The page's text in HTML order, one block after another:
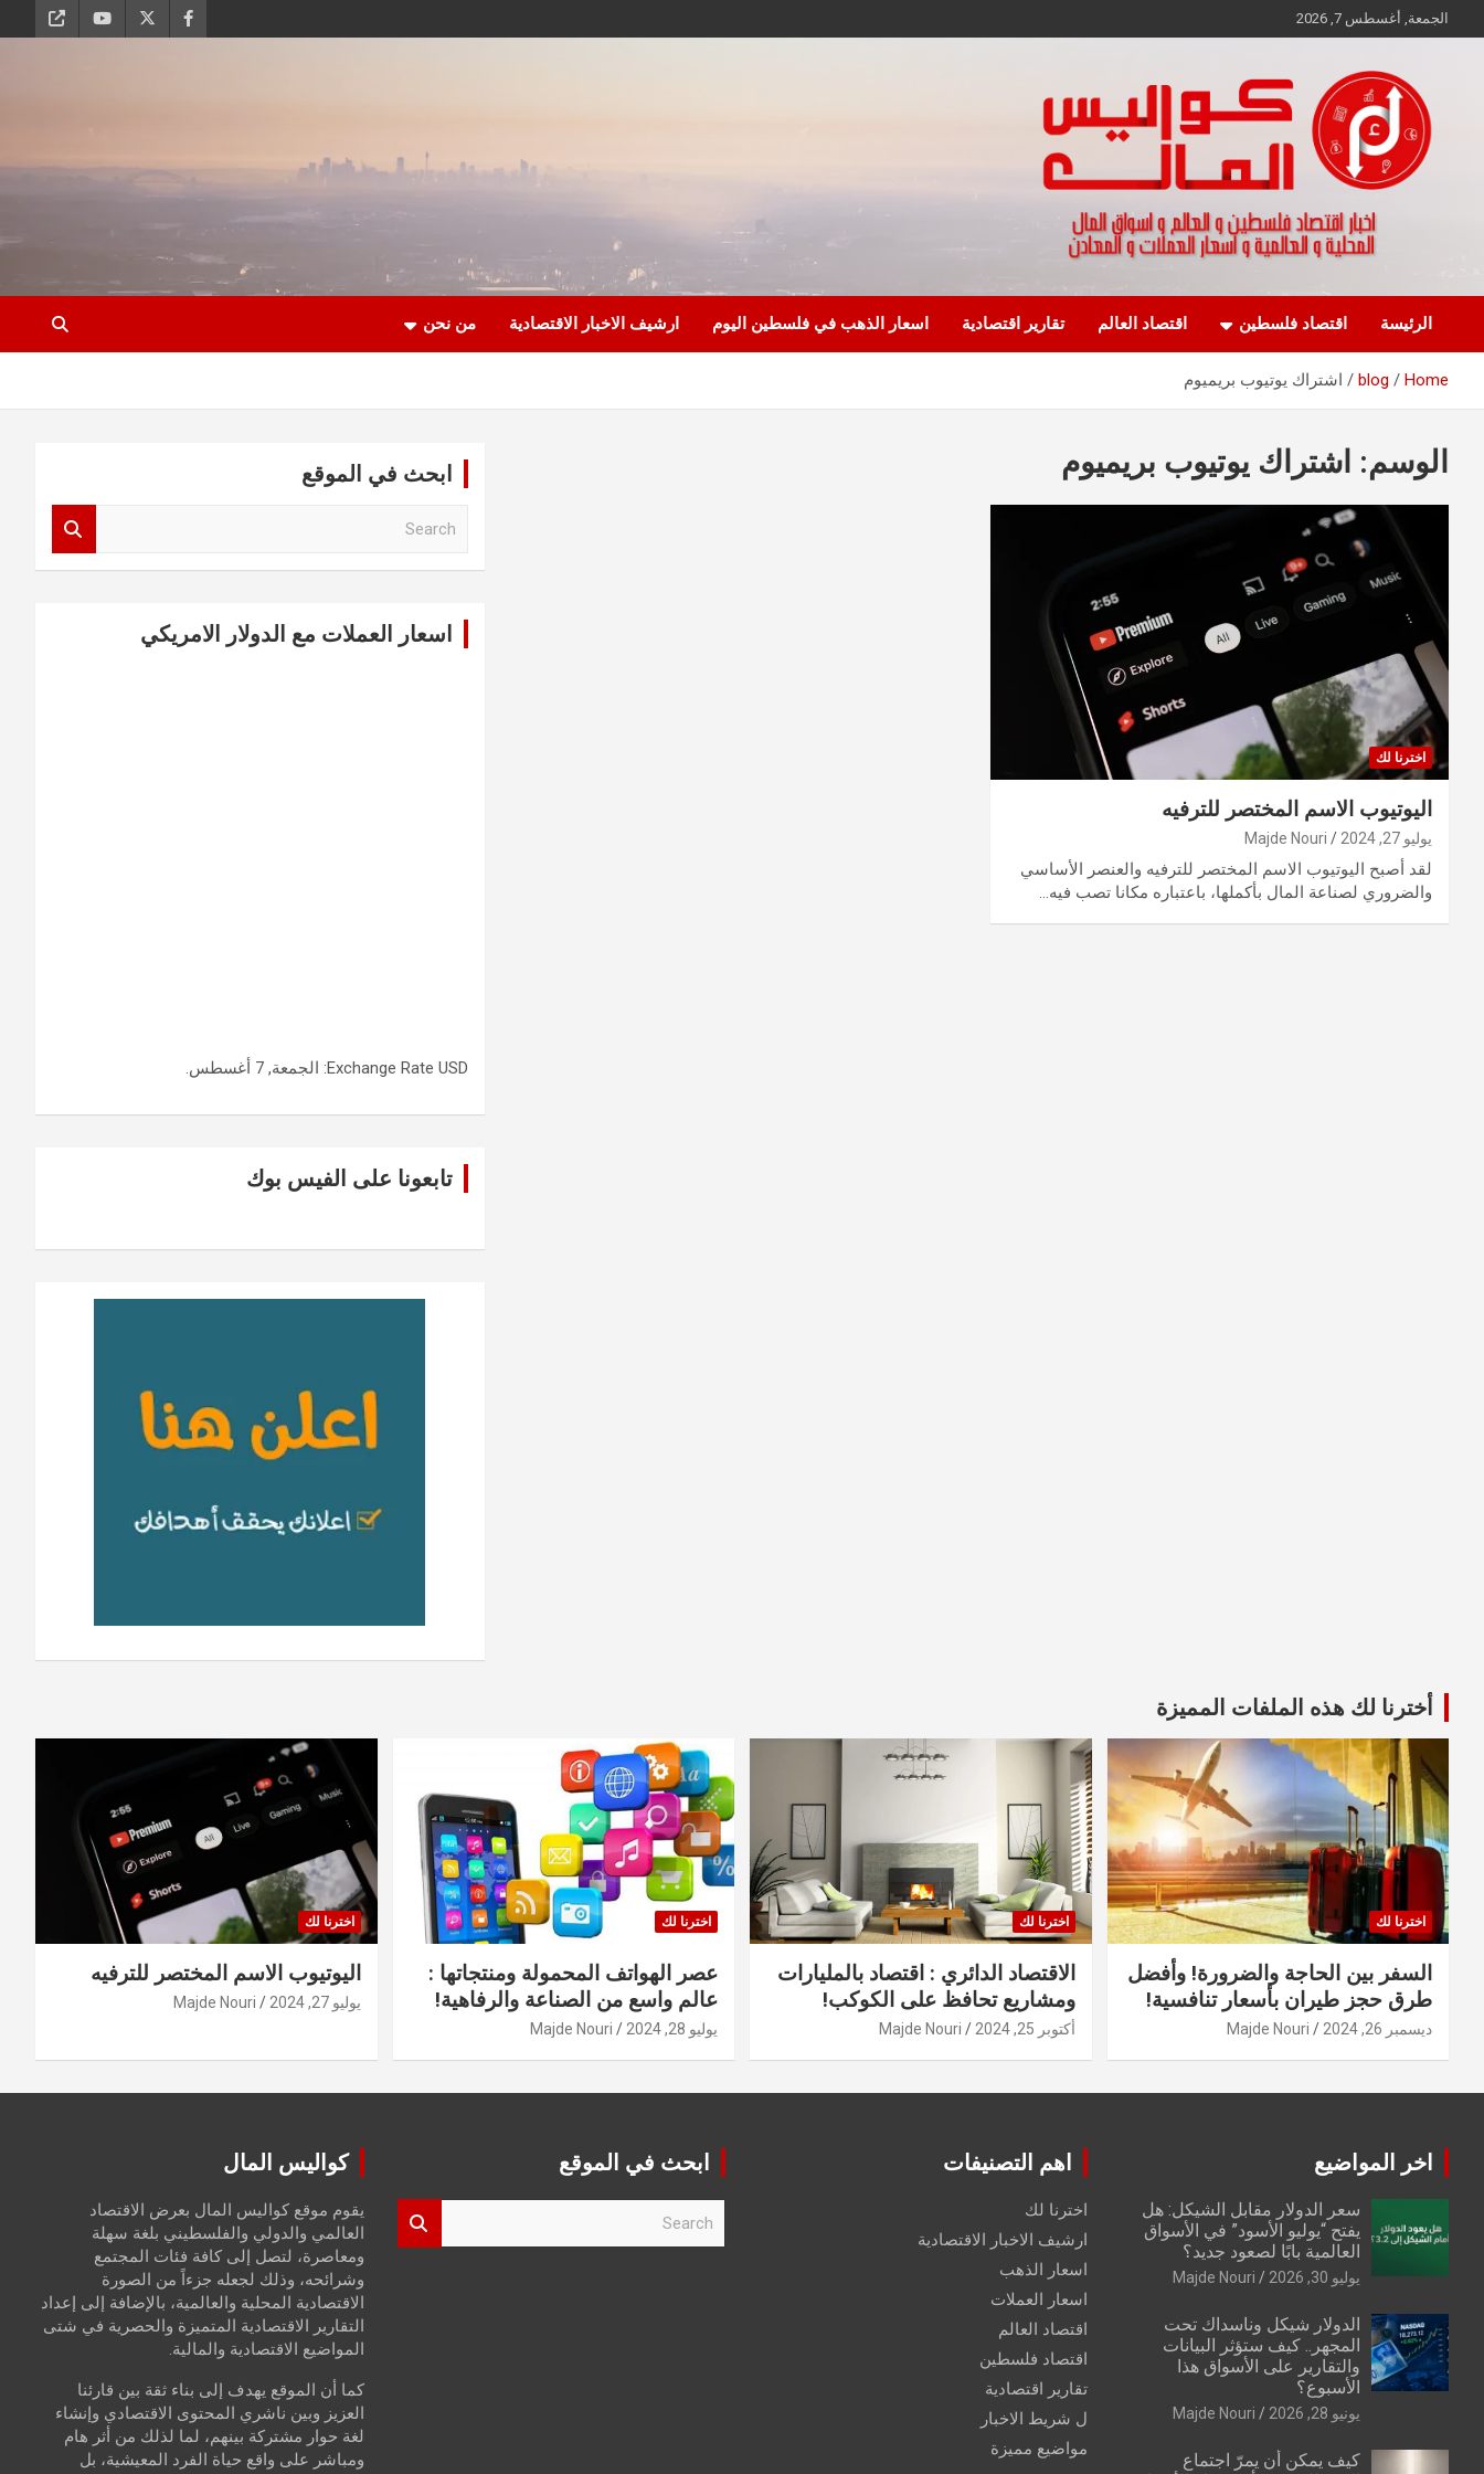
to
الجمعة, أغسطس 7, 2026
كواليس المال
الرئيسة اقتصاد فلسطين اقتصاد العالم تقارير اقتصادية اسعار الذهب في فلسطين اليوم ارشيف الاخبار الاقتصادية من نحن
Home
blog اشتراك يوتيوب بريميوم
الوسم: اشتراك يوتيوب بريميوم
اخترنا لك
اليوتيوب الاسم المختصر للترفيه
يوليو 27, 2024 Majde Nouri
لقد أصبح اليوتيوب الاسم المختصر للترفيه والعنصر الأساسي
والضروري لصناعة المال بأكملها، باعتباره مكانا تصب فيه…
ابحث في الموقع
اسعار العملات مع الدولار الامريكي
Exchange Rate USD : الجمعة, 7 أغسطس.
تابعونا على الفيس بوك
أخترنا لك هذه الملفات المميزة
اخترنا لك
السفر بين الحاجة والضرورة! وأفضل
طرق حجز طيران بأسعار تنافسية!
ديسمبر 26, 2024 Majde Nouri
اخترنا لك
الاقتصاد الدائري : اقتصاد بالمليارات
ومشاريع تحافظ على الكوكب!
أكتوبر 25, 2024 Majde Nouri
اخترنا لك
عصر الهواتف المحمولة ومنتجاتها :
عالم واسع من الصناعة والرفاهية!
يوليو 28, 2024 Majde Nouri
اخترنا لك
اليوتيوب الاسم المختصر للترفيه
يوليو 27, 2024 Majde Nouri
اخر المواضيع
سعر الدولار مقابل الشيكل: هل
يفتح “يوليو الأسود” في الأسواق
العالمية بابًا لصعود جديد؟
يوليو 30, 2026 Majde Nouri
الدولار شيكل وناسداك تحت
المجهر.. كيف ستؤثر البيانات
والتقارير على الأسواق هذا
الأسبوع؟
يونيو 28, 2026 Majde Nouri
كيف يمكن أن يمرّ اجتماع
اهم التصنيفات
اخترنا لك
ارشيف الاخبار الاقتصادية
اسعار الذهب
اسعار العملات
اقتصاد العالم
اقتصاد فلسطين
تقارير اقتصادية
ل شريط الاخبار
مواضيع مميزة
ابحث في الموقع كواليس المال
يقوم موقع كواليس المال بعرض الاقتصاد
العالمي والدولي والفلسطيني بلغة سهلة
ومعاصرة، لتصل إلى كافة فئات المجتمع
وشرائحه، وذلك لجعله جزءاً من الصورة
الاقتصادية المحلية والعالمية، بالإضافة إلى إعداد
التقارير الاقتصادية المتميزة والحصرية في شتى
المواضيع الاقتصادية والمالية.
كما أن الموقع يهدف إلى بناء ثقة بين قارئنا
العزيز وبين ناشري المحتوى الاقتصادي وإنشاء
لغة حوار مشتركة بينهم، لما لذلك من أثر هام
ومباشر على واقع حياة الفرد المعيشية، بل